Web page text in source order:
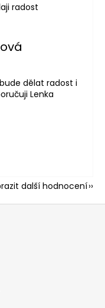
radost
z 5 hvězdiček.
dělat radost i
Lenka
z 5 hvězdiček.
další hodnocení